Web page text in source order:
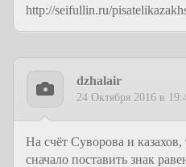
http://seifullin.ru/
dzhalair
24 Октября 2016 в
На счёт Суворова и
сначало поставить знак